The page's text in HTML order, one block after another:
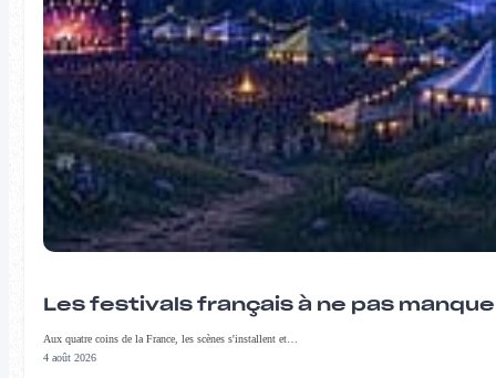
Les festivals français à ne pas
Aux quatre coins de la France, les scènes s'installent et…
4 août 2026